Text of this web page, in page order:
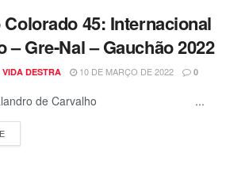
45: Internacional
– Gre-Nal – Gauchão 2022
DESTRA 10 DE MARÇO DE 2022 0
Valandro de Carvalho ...